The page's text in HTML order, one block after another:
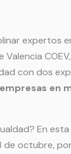
expertos
Valencia
con dos
en
En
octubre,